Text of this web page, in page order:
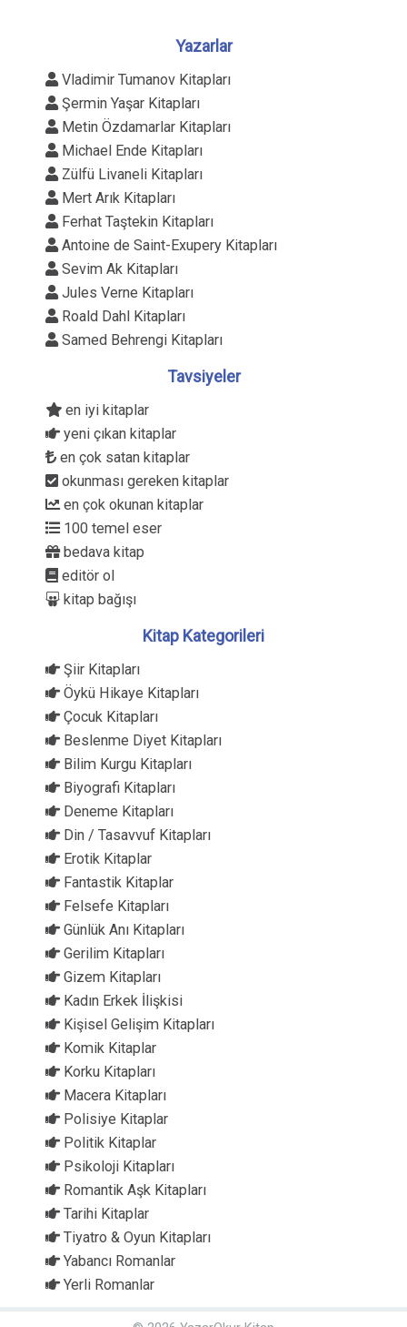
Yazarlar
Vladimir Tumanov Kitapları
Şermin Yaşar Kitapları
Metin Özdamarlar Kitapları
Michael Ende Kitapları
Zülfü Livaneli Kitapları
Mert Arık Kitapları
Ferhat Taştekin Kitapları
Antoine de Saint-Exupery Kitapları
Sevim Ak Kitapları
Jules Verne Kitapları
Roald Dahl Kitapları
Samed Behrengi Kitapları
Tavsiyeler
en iyi kitaplar
yeni çıkan kitaplar
en çok satan kitaplar
okunması gereken kitaplar
en çok okunan kitaplar
100 temel eser
bedava kitap
editör ol
kitap bağışı
Kitap Kategorileri
Şiir Kitapları
Öykü Hikaye Kitapları
Çocuk Kitapları
Beslenme Diyet Kitapları
Bilim Kurgu Kitapları
Biyografi Kitapları
Deneme Kitapları
Din / Tasavvuf Kitapları
Erotik Kitaplar
Fantastik Kitaplar
Felsefe Kitapları
Günlük Anı Kitapları
Gerilim Kitapları
Gizem Kitapları
Kadın Erkek İlişkisi
Kişisel Gelişim Kitapları
Komik Kitaplar
Korku Kitapları
Macera Kitapları
Polisiye Kitaplar
Politik Kitaplar
Psikoloji Kitapları
Romantik Aşk Kitapları
Tarihi Kitaplar
Tiyatro & Oyun Kitapları
Yabancı Romanlar
Yerli Romanlar